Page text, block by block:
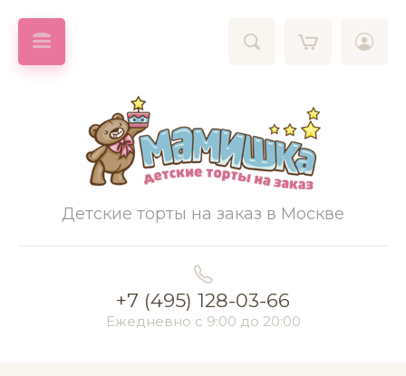
Детские торты на заказ в Москве
+7 (495) 128-03-66
Ежедневно с 9:00 до 20:00